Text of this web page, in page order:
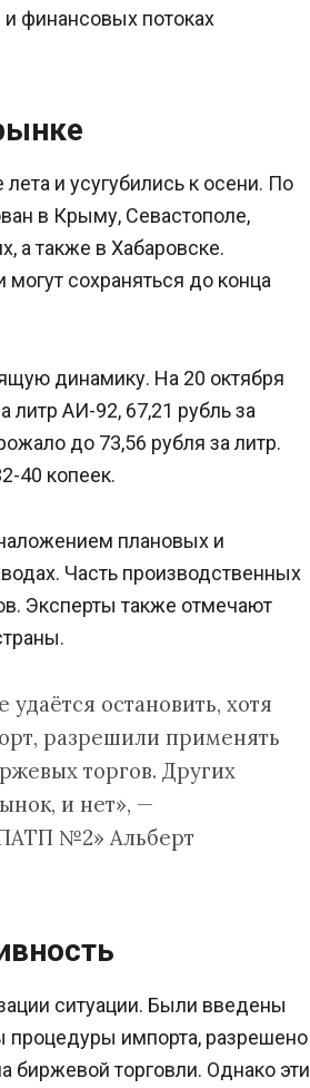
финансовых потоках
и усугубились к осени. По
в Крыму, Севастополе,
а также в Хабаровске.
сохраняться до конца
динамику. На 20 октября
литр АИ-92, 67,21 рубль за
до 73,56 рубля за литр.
40 копеек.
плановых и
Часть производственных
Эксперты также отмечают
остановить, хотя
разрешили применять
торгов. Других
и нет», —
№2» Альберт
ситуации. Были введены
процедуры импорта, разрешено
биржевой торговли. Однако эти